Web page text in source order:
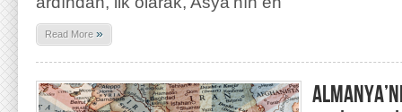
Read More »